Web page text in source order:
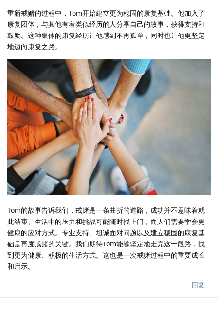
重新戒赌的过程中，Tom开始建立更为稳固的康复基础。他加入了
康复团体，与其他有着类似经历的人分享自己的故事，获得支持和
鼓励。这种集体的康复经历让他感到不再孤单，同时也让他更坚定
地迈向康复之路。
Tom的故事告诉我们，戒赌是一条曲折的道路，成功并不意味着就
此结束。生活中的压力和挑战可能随时找上门，而人们需要学会更
健康的应对方式。专业支持、坦诚面对问题以及建立稳固的康复基
础是再度戒赌的关键。我们期待Tom能够坚定地走完这一段路，找
到更为健康、积极的生活方式。这也是一次戒赌过程中的重要成长
和启示。
回复